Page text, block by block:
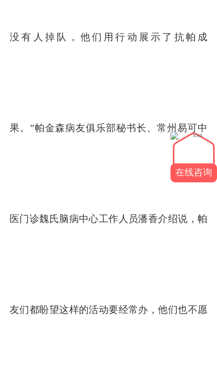
没有人掉队，他们用行动展示了抗帕成
果。”帕金森病友俱乐部秘书长、常州易可中
医门诊魏氏脑病中心工作人员潘香介绍说，帕
友们都盼望这样的活动要经常办，他们也不愿
在线咨询